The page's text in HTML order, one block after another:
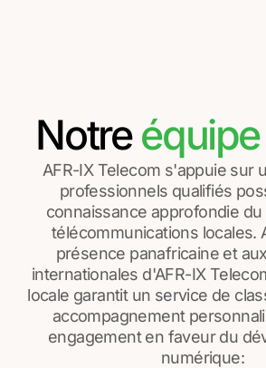
Notre
AFR-IX Telecom s'appuie sur
professionnels qualifiés
connaissance approfondie
télécommunications locales.
présence panafricaine et
internationales d'AFR-IX
locale garantit un service de
accompagnement
engagement en faveur du
numérique: